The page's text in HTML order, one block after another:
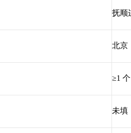
抚顺
北京
≥1 个
未填